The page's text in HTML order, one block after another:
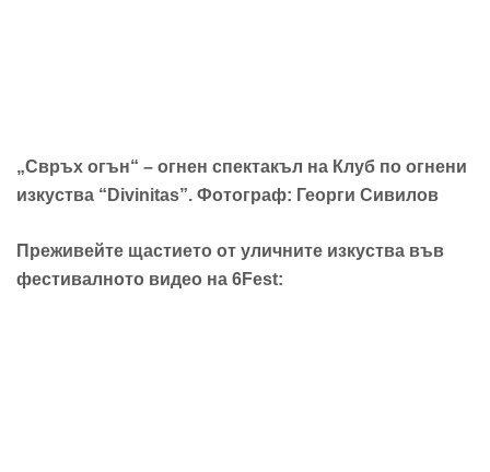
„Свръх огън“ – огнен спектакъл на Клуб по огнени
изкуства “Divinitas”. Фотограф: Георги Сивилов
Преживейте щастието от уличните изкуства във
фестивалното видео на 6Fest: